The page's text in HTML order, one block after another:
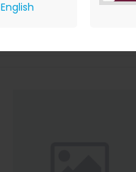
EnglishUSD
USD51.42